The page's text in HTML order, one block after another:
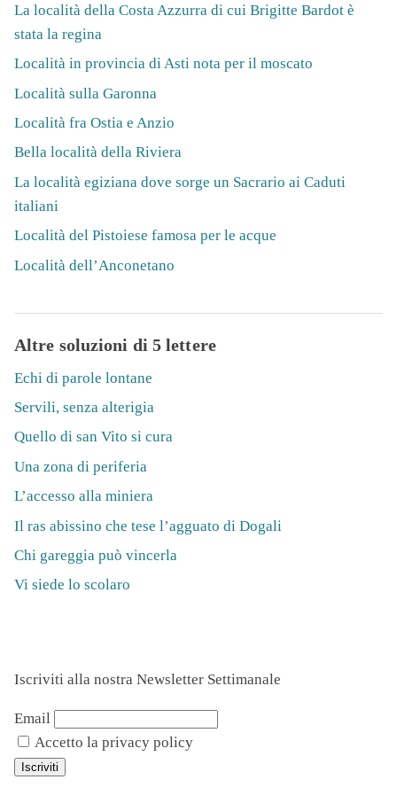
La località della Costa Azzurra di cui Brigitte Bardot è
stata la regina
Località in provincia di Asti nota per il moscato
Località sulla Garonna
Località fra Ostia e Anzio
Bella località della Riviera
La località egiziana dove sorge un Sacrario ai Caduti
italiani
Località del Pistoiese famosa per le acque
Località dell’Anconetano
Altre soluzioni di 5 lettere
Echi di parole lontane
Servili, senza alterigia
Quello di san Vito si cura
Una zona di periferia
L’accesso alla miniera
Il ras abissino che tese l’agguato di Dogali
Chi gareggia può vincerla
Vi siede lo scolaro
Iscriviti alla nostra Newsletter Settimanale
Email
Accetto la privacy policy